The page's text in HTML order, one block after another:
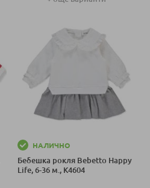
75 СМ (6-9 М)
80 СМ (12-18 М)
НАЛИЧНО
Бебешка рокля Bebetto Happy
Life, 6-36 м., K4604